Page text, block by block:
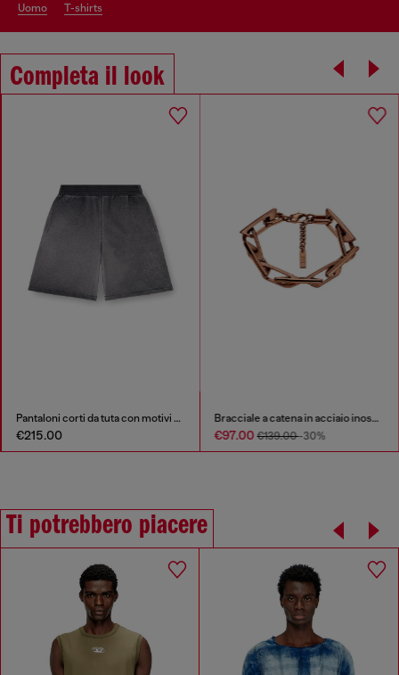
uomo t-shirts
Completa il look
Pantaloni corti da tuta con motivi dévoré
€215.00
Bracciale a catena in acciaio inossidabile
€97.00€139.00-30%
Ti potrebbero piacere